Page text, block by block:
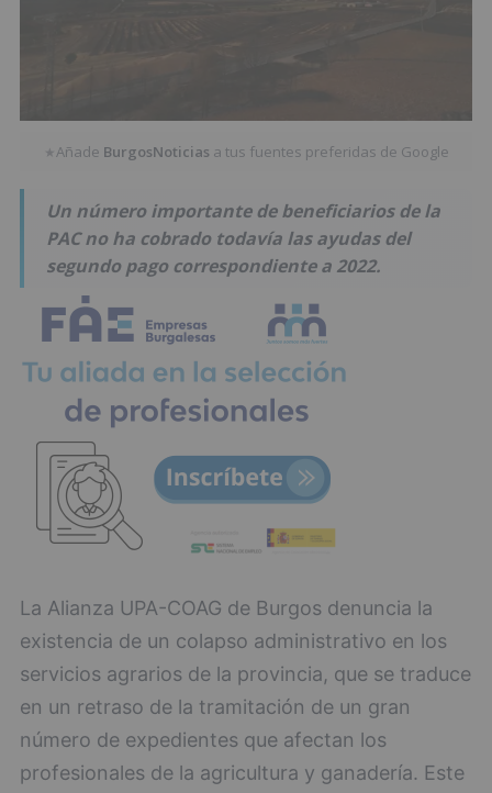
★Añade BurgosNoticias a tus fuentes preferidas de Google
Un número importante de beneficiarios de la
PAC no ha cobrado todavía las ayudas del
segundo pago correspondiente a 2022.
La Alianza UPA-COAG de Burgos denuncia la
existencia de un colapso administrativo en los
servicios agrarios de la provincia, que se traduce
en un retraso de la tramitación de un gran
número de expedientes que afectan los
profesionales de la agricultura y ganadería. Este